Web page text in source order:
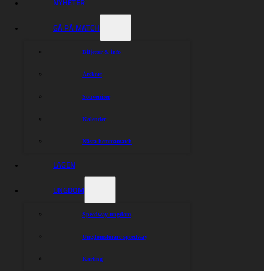
GÅ PÅ MATCH
Biljetter & info
Årskort
Souvenirer
Kalender
Nästa hemmamatch
LAGEN
UNGDOM
Speedway ungdom
Ungdomsförare speedway
Karting